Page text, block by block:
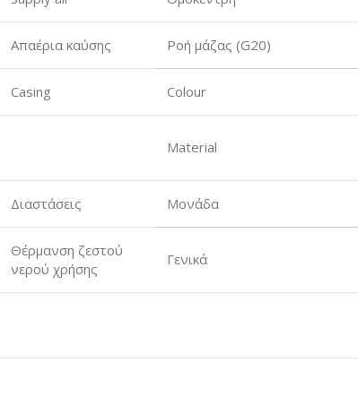
Απαέρια καύσης Ροή μάζας (G20)
Casing Colour
Material
Διαστάσεις Μονάδα
Θέρμανση ζεστού
νερού χρήσης
Γενικά